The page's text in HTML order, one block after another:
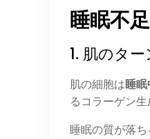
睡眠不
1. 肌のタ
肌の細胞は睡
るコラーゲン
睡眠の質が落